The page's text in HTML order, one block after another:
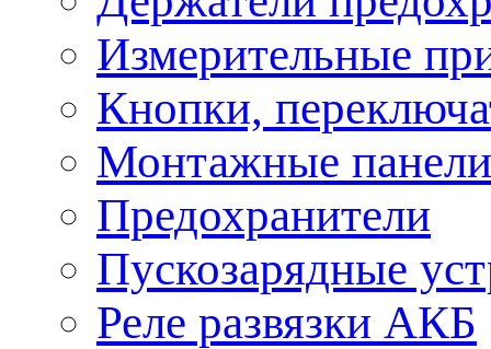
Измерительные
Кнопки,
Монтажные панели
Предохранители
Пускозарядные
Реле развязки АКБ